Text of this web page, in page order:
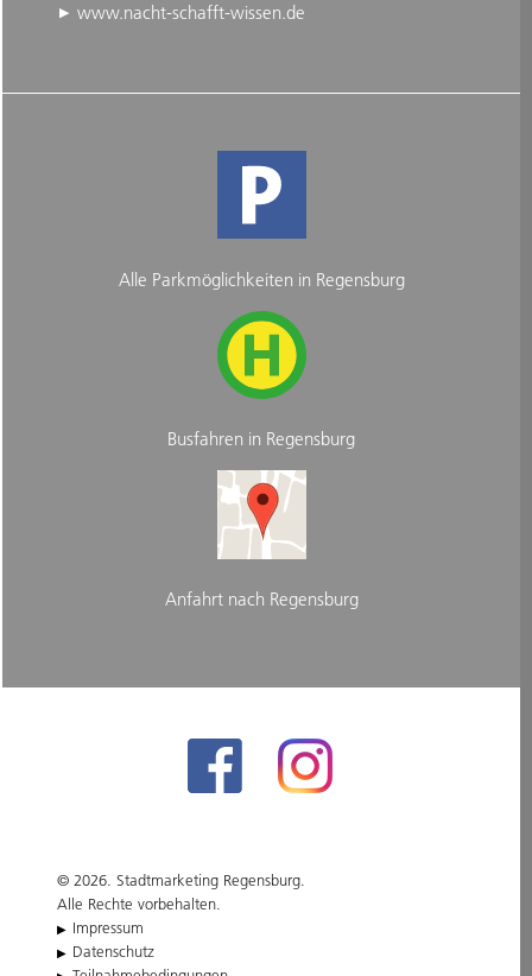
www.nacht-schafft-wissen.de
Alle Parkmöglichkeiten in Regensburg
Busfahren in Regensburg
Anfahrt nach Regensburg
© 2026. Stadtmarketing Regensburg.
Alle Rechte vorbehalten.
Impressum
Datenschutz